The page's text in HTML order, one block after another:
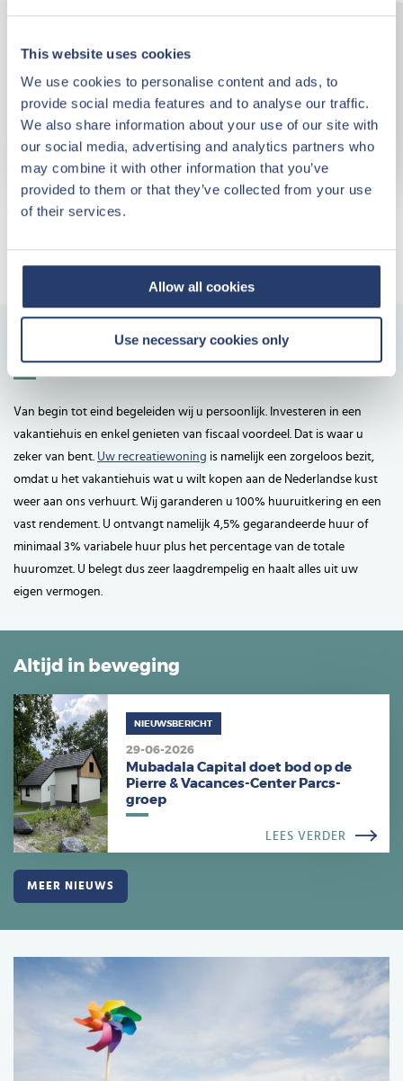
This website uses cookies
We use cookies to personalise content and ads, to
provide social media features and to analyse our traffic.
We also share information about your use of our site with
our social media, advertising and analytics partners who
may combine it with other information that you’ve
provided to them or that they’ve collected from your use
of their services.
Allow all cookies
Use necessary cookies only
Investeren vanaf
€ 179.750,-
incl. inventaris, excl. notariskosten en gereduceerde registratiekosten
MEER INFORMATIE
Zorgeloos een vakantiehuis kopen aan
de Nederlandse kust
Van begin tot eind begeleiden wij u persoonlijk. Investeren in een
vakantiehuis en enkel genieten van fiscaal voordeel. Dat is waar u
zeker van bent. Uw recreatiewoning is namelijk een zorgeloos bezit,
omdat u het vakantiehuis wat u wilt kopen aan de Nederlandse kust
weer aan ons verhuurt. Wij garanderen u 100% huuruitkering en een
vast rendement. U ontvangt namelijk 4,5% gegarandeerde huur of
minimaal 3% variabele huur plus het percentage van de totale
huuromzet. U belegt dus zeer laagdrempelig en haalt alles uit uw
eigen vermogen.
Altijd in beweging
NIEUWSBERICHT
29-06-2026
Mubadala Capital doet bod op de
Pierre & Vacances-Center Parcs-
groep
LEES VERDER
MEER NIEUWS